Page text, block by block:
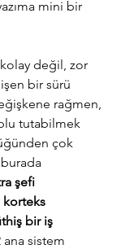
mini bir
kolay değil, zor
bir sürü
rağmen,
tutabilmek
çok
şefi
bir iş
ana sistem